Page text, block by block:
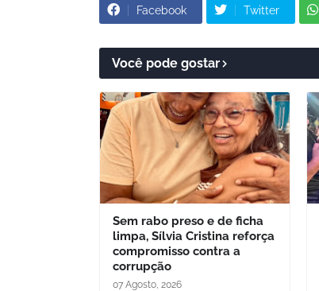
Facebook Twitter
Você pode gostar
Sem rabo preso e de ficha
limpa, Sílvia Cristina reforça
compromisso contra a
corrupção
07 Agosto, 2026